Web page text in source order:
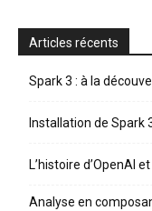
Articles récents
Spark 3 : à la
Installation de Spark
L’histoire d’OpenAI
Analyse en